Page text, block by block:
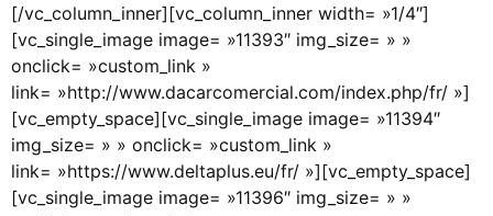
[/vc_column_inner][vc_column_inner width= »1/4″]
[vc_single_image image= »11393″ img_size= » »
onclick= »custom_link »
link= »http://www.dacarcomercial.com/index.php/fr/ »]
[vc_empty_space][vc_single_image image= »11394″
img_size= » » onclick= »custom_link »
link= »https://www.deltaplus.eu/fr/ »][vc_empty_space]
[vc_single_image image= »11396″ img_size= » »